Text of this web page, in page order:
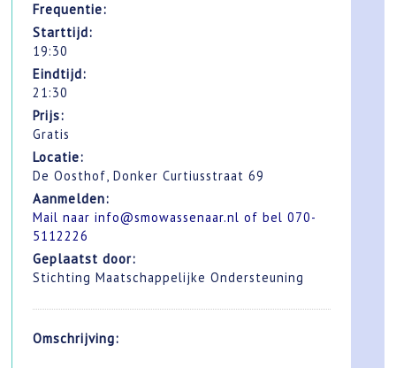
Frequentie:
Starttijd:
19:30
Eindtijd:
21:30
Prijs:
Gratis
Locatie:
De Oosthof, Donker Curtiusstraat 69
Aanmelden:
Mail naar info@smowassenaar.nl of bel 070-
5112226
Geplaatst door:
Stichting Maatschappelijke Ondersteuning
Omschrijving: